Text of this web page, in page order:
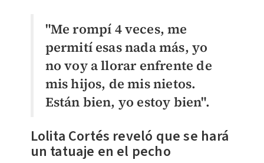
"Me rompí 4 veces, me
permití esas nada más, yo
no voy a llorar enfrente de
mis hijos, de mis nietos.
Están bien, yo estoy bien".
Lolita Cortés reveló que se hará
un tatuaje en el pecho